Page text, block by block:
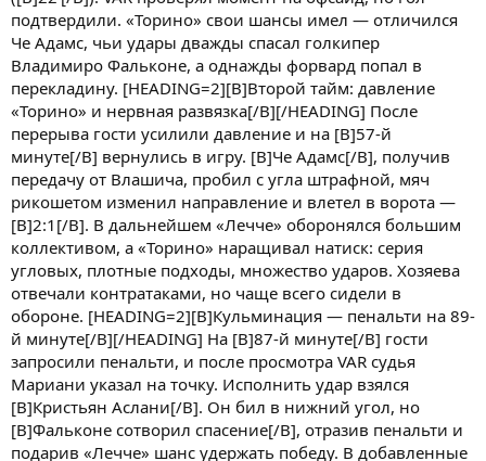
подтвердили. «Торино» свои шансы имел — отличился
Че Адамс, чьи удары дважды спасал голкипер
Владимиро Фальконе, а однажды форвард попал в
перекладину. [HEADING=2][B]Второй тайм: давление
«Торино» и нервная развязка[/B][/HEADING] После
перерыва гости усилили давление и на [B]57-й
минуте[/B] вернулись в игру. [B]Че Адамс[/B], получив
передачу от Влашича, пробил с угла штрафной, мяч
рикошетом изменил направление и влетел в ворота —
[B]2:1[/B]. В дальнейшем «Лечче» оборонялся большим
коллективом, а «Торино» наращивал натиск: серия
угловых, плотные подходы, множество ударов. Хозяева
отвечали контратаками, но чаще всего сидели в
обороне. [HEADING=2][B]Кульминация — пенальти на 89-
й минуте[/B][/HEADING] На [B]87-й минуте[/B] гости
запросили пенальти, и после просмотра VAR судья
Мариани указал на точку. Исполнить удар взялся
[B]Кристьян Аслани[/B]. Он бил в нижний угол, но
[B]Фальконе сотворил спасение[/B], отразив пенальти и
подарив «Лечче» шанс удержать победу. В добавленные